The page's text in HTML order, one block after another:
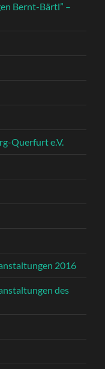
Bernt-Bärtl” –
Querfurt e.V.
2016
des